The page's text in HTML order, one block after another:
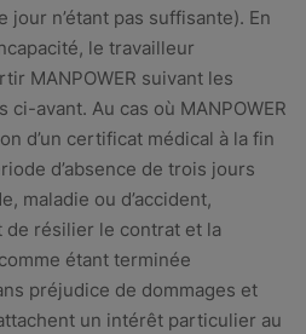
n’étant pas suffisante). En
le travailleur
MANPOWER suivant les
avant. Au cas où MANPOWER
d’un certificat médical à la fin
d’absence de trois jours
maladie ou d’accident,
de résilier le contrat et la
étant terminée
préjudice de dommages et
un intérêt particulier au